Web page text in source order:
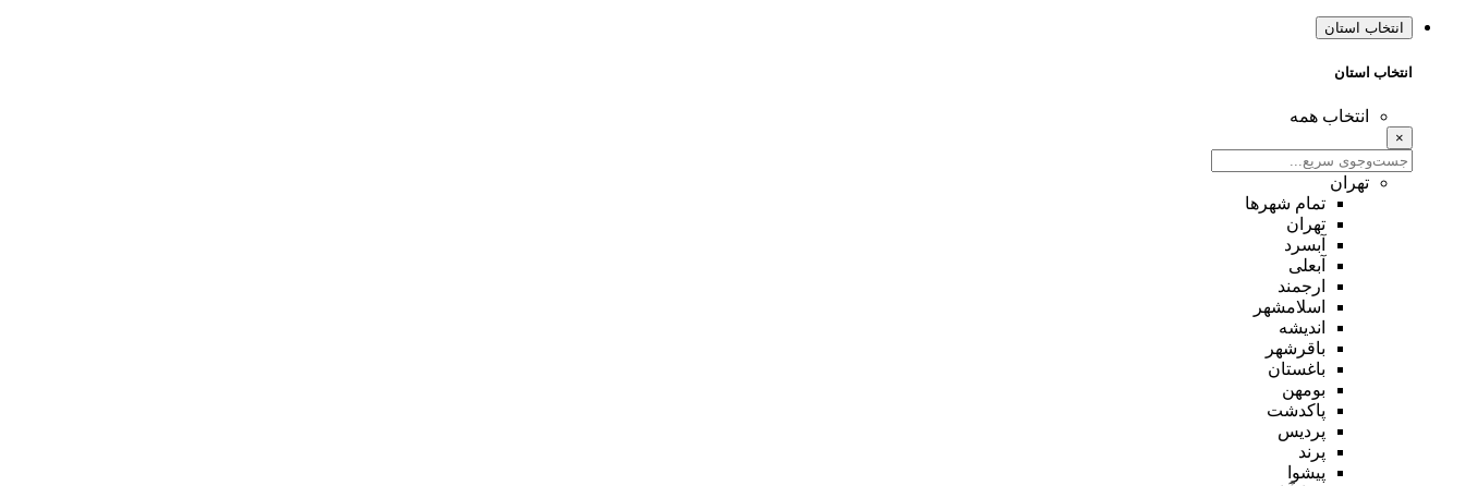
انتخاب استان
انتخاب استان
انتخاب همه
×
تهران
تمام شهر‌ها
تهران
آبسرد
آبعلی
ارجمند
اسلامشهر
اندیشه
باقرشهر
باغستان
بومهن
پاکدشت
پردیس
پرند
پیشوا